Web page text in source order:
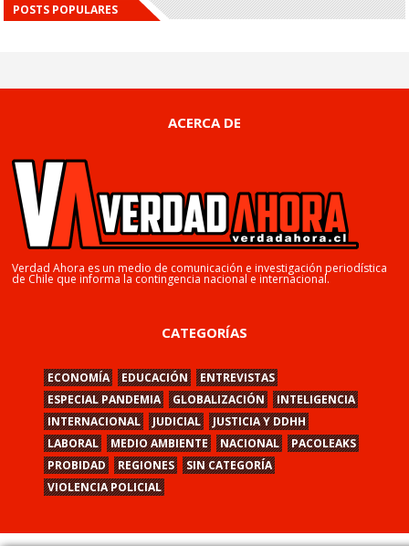
POSTS POPULARES
ACERCA DE
Verdad Ahora es un medio de comunicación e investigación periodística
de Chile que informa la contingencia nacional e internacional.
CATEGORÍAS
ECONOMÍA EDUCACIÓN
ENTREVISTAS
ESPECIAL PANDEMIA
GLOBALIZACIÓN
INTELIGENCIA
INTERNACIONAL
JUDICIAL
JUSTICIA Y DDHH
LABORAL
MEDIO AMBIENTE NACIONAL
PACOLEAKS
PROBIDAD
REGIONES
SIN CATEGORÍA
VIOLENCIA POLICIAL